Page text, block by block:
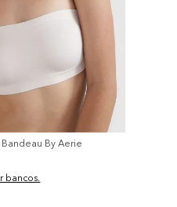
By Aerie
bancos.